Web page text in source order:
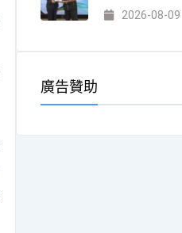
2026-08-09
廣告贊助